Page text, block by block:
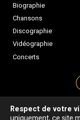
Biographie
Chansons
Discographie
Vidéographie
Concerts
Association "Parler
Respect de votre